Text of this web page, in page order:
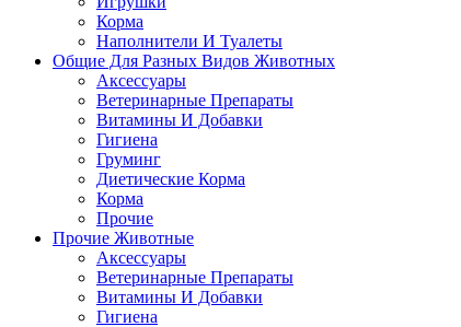
Корма
Наполнители И Туалеты
Общие Для Разных Видов Животных
Аксессуары
Ветеринарные Препараты
Витамины И Добавки
Гигиена
Груминг
Диетические Корма
Корма
Прочие
Прочие Животные
Аксессуары
Ветеринарные Препараты
Витамины И Добавки
Гигиена